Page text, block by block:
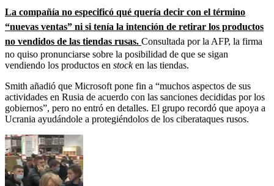
La compañía no especificó qué quería decir con el término
“nuevas ventas” ni si tenía la intención de retirar los productos
no vendidos de las tiendas rusas. Consultada por la AFP, la firma
no quiso pronunciarse sobre la posibilidad de que se sigan
vendiendo los productos en stocken las tiendas.
Smith añadió que Microsoft pone fin a “muchos aspectos de sus
actividades en Rusia de acuerdo con las sanciones decididas por los
gobiernos”, pero no entró en detalles. El grupo recordó que apoya a
Ucrania ayudándole a protegiéndolos de los ciberataques rusos.